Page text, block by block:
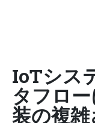
IoTシス
タフロ
装の複